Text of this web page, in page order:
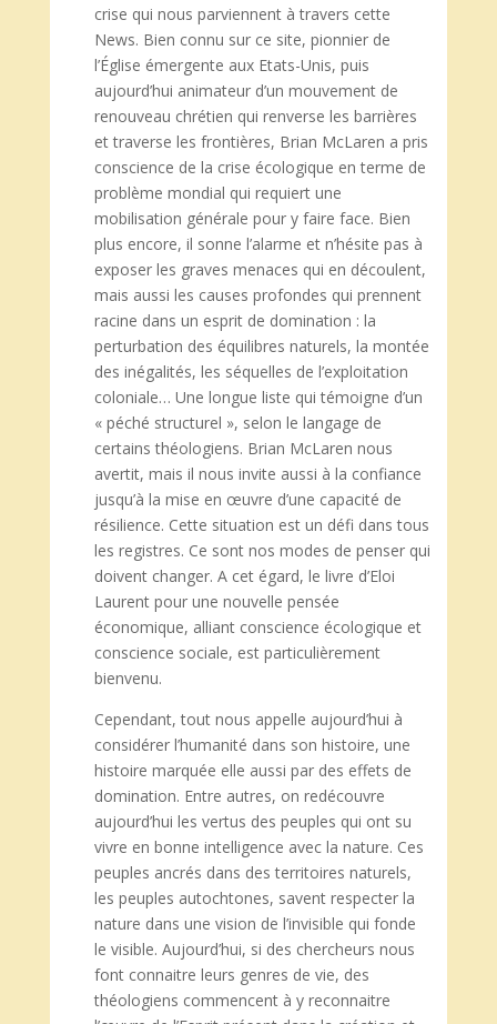
crise qui nous parviennent à travers cette
News. Bien connu sur ce site, pionnier de
l’Église émergente aux Etats-Unis, puis
aujourd’hui animateur d’un mouvement de
renouveau chrétien qui renverse les barrières
et traverse les frontières, Brian McLaren a pris
conscience de la crise écologique en terme de
problème mondial qui requiert une
mobilisation générale pour y faire face. Bien
plus encore, il sonne l’alarme et n’hésite pas à
exposer les graves menaces qui en découlent,
mais aussi les causes profondes qui prennent
racine dans un esprit de domination : la
perturbation des équilibres naturels, la montée
des inégalités, les séquelles de l’exploitation
coloniale… Une longue liste qui témoigne d’un
« péché structurel », selon le langage de
certains théologiens. Brian McLaren nous
avertit, mais il nous invite aussi à la confiance
jusqu’à la mise en œuvre d’une capacité de
résilience. Cette situation est un défi dans tous
les registres. Ce sont nos modes de penser qui
doivent changer. A cet égard, le livre d’Eloi
Laurent pour une nouvelle pensée
économique, alliant conscience écologique et
conscience sociale, est particulièrement
bienvenu.
Cependant, tout nous appelle aujourd’hui à
considérer l’humanité dans son histoire, une
histoire marquée elle aussi par des effets de
domination. Entre autres, on redécouvre
aujourd’hui les vertus des peuples qui ont su
vivre en bonne intelligence avec la nature. Ces
peuples ancrés dans des territoires naturels,
les peuples autochtones, savent respecter la
nature dans une vision de l’invisible qui fonde
le visible. Aujourd’hui, si des chercheurs nous
font connaitre leurs genres de vie, des
théologiens commencent à y reconnaitre